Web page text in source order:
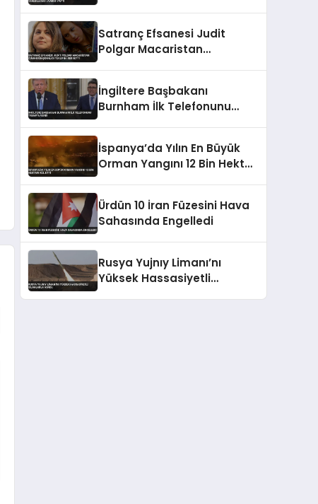
Verebileceği Uyarısı Yaptı
Satranç Efsanesi Judit
Polgar Macaristan
İngiltere Başbakanı
Burnham İlk Telefonunu
İspanya’da Yılın En Büyük
Orman Yangını 12 Bin Hektarı
Ürdün 10 İran Füzesini Hava
Sahasında Engelledi
Rusya Yujnıy Limanı’nı
Yüksek Hassasiyetli